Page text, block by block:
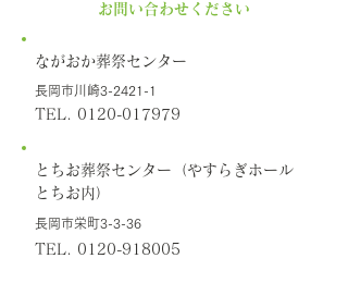
お問い合わせください
ながおか葬祭センター
長岡市川崎3-2421-1
TEL. 0120-017979
とちお葬祭センター（やすらぎホール
とちお内）
長岡市栄町3-3-36
TEL. 0120-918005